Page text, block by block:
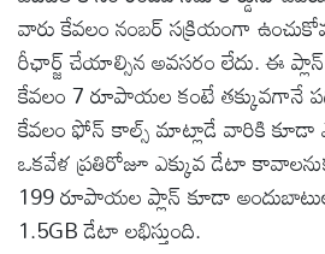
వారు కేవలం నంబర్ సక్రియంగా
రీఛార్జ్ చేయాల్సిన అవసరం లేదు. ఈ
కేవలం 7 రూపాయల కంటే తక్కువగానే
కేవలం ఫోన్ కాల్స్ మాట్లాడే వారికి కూడా
ఒకవేళ ప్రతిరోజూ ఎక్కువ డేటా
199 రూపాయల ప్లాన్ కూడా
1.5GB డేటా లభిస్తుంది.